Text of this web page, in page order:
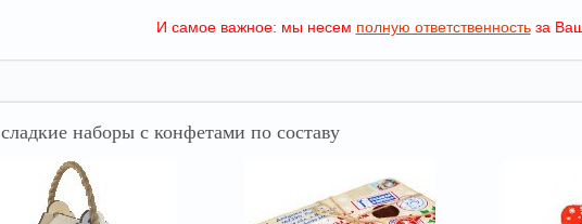
И самое важное: мы несем полную ответственностьза Ваш
сладкие наборы с конфетами по составу